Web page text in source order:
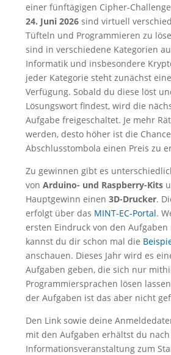
einer fünftägigen Cipher-
24. Juni 2026 sind virtuell
Tüfteln und Programmieren zu
sind in verschiedene Kategorien
Informatik und insbesondere
jeder Kategorie steht zunächst
Verfügung. Sobald du diese löst
Lösungswort findest, wird die
Aufgabe freigeschaltet. Je mehr
werden, desto höher ist die
Abschlusstombola einen Preis zu
Zu gewinnen gibt es
von Arduino- und Raspberry-Kits
Hauptgewinn einen 3D-Drucker.
erfolgt über das MINT-EC-Portal.
ersten Eindruck von den
kannst du dir schon mal die
anschauen. Dieses Jahr wird es
Aufgaben geben, die sich nur
Programmiersprachen lösen
der Aufgaben ist das aber nicht
Den Link sowie deine
mit den Aufgaben erhältst du
Informationsveranstaltung zum